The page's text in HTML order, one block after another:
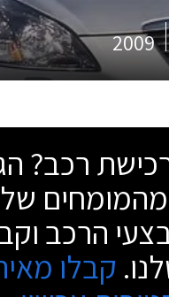
2009
רכב?
הרכב
קבלו